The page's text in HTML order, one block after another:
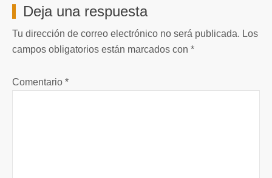
Deja una respuesta
Tu dirección de correo electrónico no será publicada. Los
campos obligatorios están marcados con *
Comentario *